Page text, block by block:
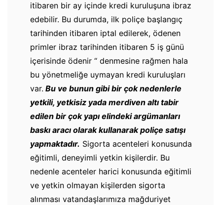
itibaren bir ay içinde kredi kuruluşuna ibraz
edebilir. Bu durumda, ilk poliçe başlangıç
tarihinden itibaren iptal edilerek, ödenen
primler ibraz tarihinden itibaren 5 iş günü
içerisinde ödenir “ denmesine rağmen hala
bu yönetmeliğe uymayan kredi kuruluşları
var. Bu ve bunun gibi bir çok nedenlerle
yetkili, yetkisiz yada merdiven altı tabir
edilen bir çok yapı elindeki argümanları
baskı aracı olarak kullanarak poliçe satışı
yapmaktadır. Sigorta acenteleri konusunda
eğitimli, deneyimli yetkin kişilerdir. Bu
nedenle acenteler harici konusunda eğitimli
ve yetkin olmayan kişilerden sigorta
alınması vatandaşlarımıza mağduriyet